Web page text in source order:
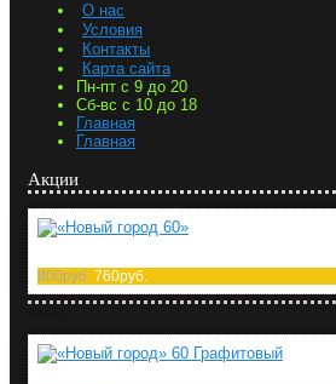
О нас
Условия
Контакты
Карта сайта
Пн-пт с 9 до 20
Сб-вс с 10 до 18
Главная
Главная
Акции
800руб. 760руб.